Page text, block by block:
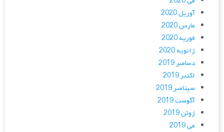
آوریل 2020
مارس 2020
فوریه 2020
ژانویه 2020
دسامبر 2019
اکتبر 2019
سپتامبر 2019
آگوست 2019
ژوئن 2019
می 2019